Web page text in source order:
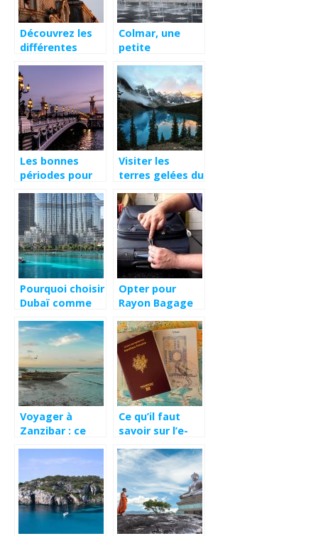
Découvrez les
différentes
département de
l’Hérault!
Colmar, une
petite
hautement
touristique de
France
Les bonnes
périodes pour
tourisme en
France
Visiter les
terres gelées du
Pourquoi choisir
Dubaï comme
vacances ?
Opter pour
Rayon Bagage
plus facilement
Voyager à
Zanzibar : ce
Ce qu’il faut
savoir sur l’e-